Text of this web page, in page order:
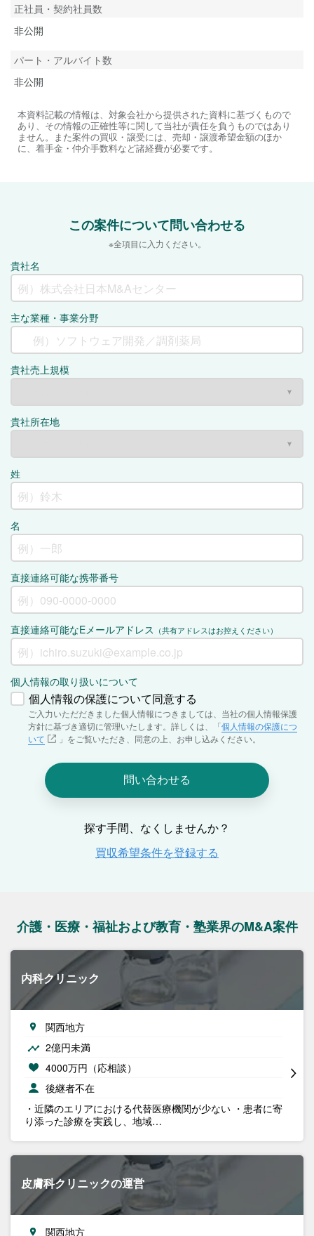
正社員・契約社員数
非公開
パート・アルバイト数
非公開
本資料記載の情報は、対象会社から提供された資料に基づくもので
あり、その情報の正確性等に関して当社が責任を負うものではあり
ません。また案件の買収・譲受には、売却・譲渡希望金額のほか
に、着手金・仲介手数料など諸経費が必要です。
介護・医療・福祉および教育・塾業界のM&A案件
内科クリニック
関西地方
2億円未満
4000万円（応相談）
後継者不在
・近隣のエリアにおける代替医療機関が少ない ・患者に寄
り添った診療を実践し、地域…
皮膚科クリニックの運営
関西地方